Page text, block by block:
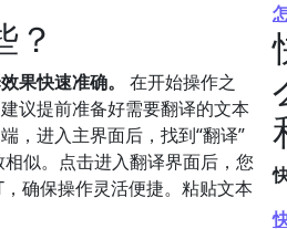
？
果快速准确。
在开始操作之
议提前准备好需要翻译的文本
，进入主界面后，找到“翻译”
似。点击进入翻译界面后，您
确保操作灵活便捷。粘贴文本